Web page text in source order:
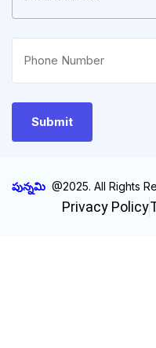
పున్నమి @2025. All Rights
Privacy Policy